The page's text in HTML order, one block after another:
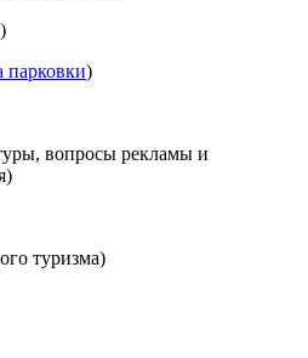
парковки)
вопросы рекламы и
туризма)